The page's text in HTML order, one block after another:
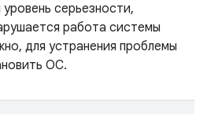
серьезности,
работа системы
для устранения проблемы
ОС.